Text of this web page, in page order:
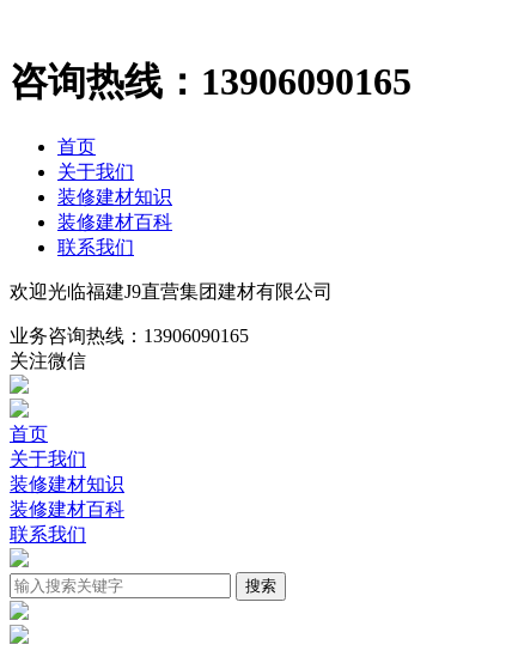
咨询热线： 13906090165
首页
关于我们
装修建材知识
装修建材百科
联系我们
欢迎光临福建J9直营集团建材有限公司
业务咨询热线： 13906090165
关注微信
首页
关于我们
装修建材知识
装修建材百科
联系我们